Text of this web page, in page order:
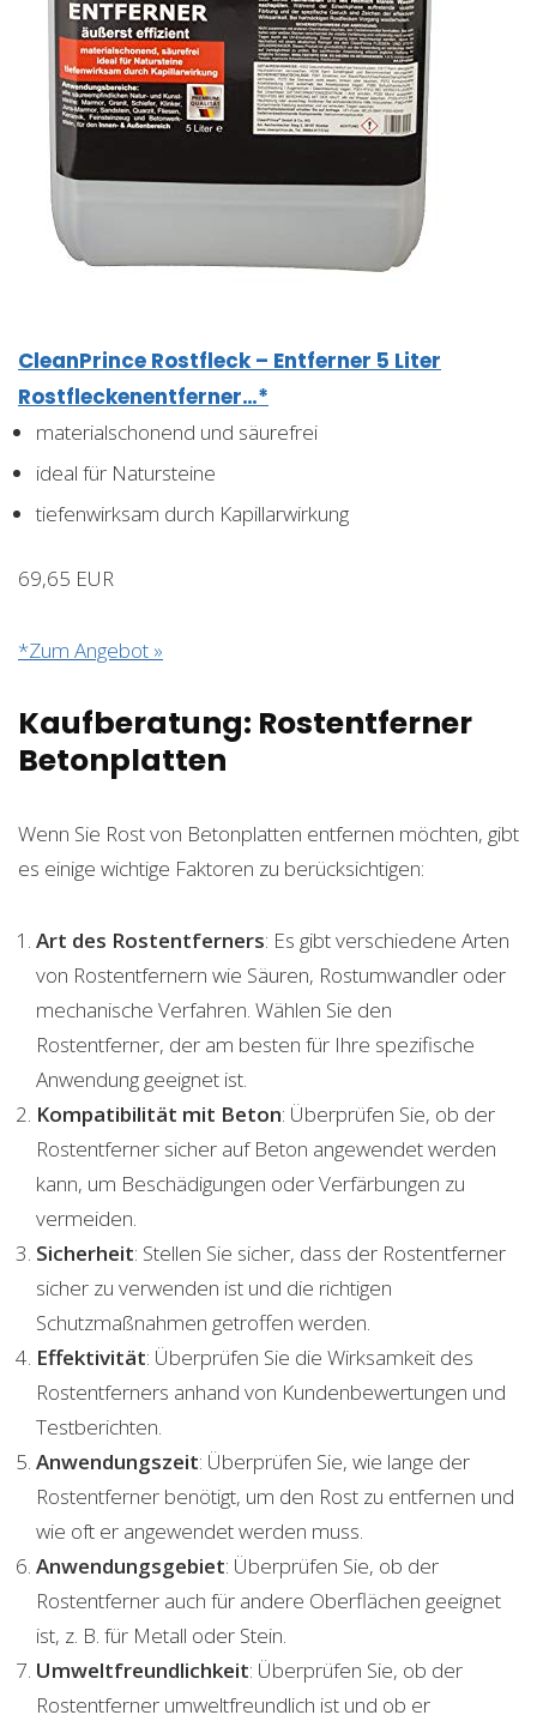
CleanPrince Rostfleck – Entferner 5 Liter
Rostfleckenentferner…*
materialschonend und säurefrei
ideal für Natursteine
tiefenwirksam durch Kapillarwirkung
69,65 EUR
*Zum Angebot »
Kaufberatung: Rostentferner
Betonplatten
Wenn Sie Rost von Betonplatten entfernen möchten, gibt
es einige wichtige Faktoren zu berücksichtigen:
Art des Rostentferners: Es gibt verschiedene Arten
von Rostentfernern wie Säuren, Rostumwandler oder
mechanische Verfahren. Wählen Sie den
Rostentferner, der am besten für Ihre spezifische
Anwendung geeignet ist.
Kompatibilität mit Beton: Überprüfen Sie, ob der
Rostentferner sicher auf Beton angewendet werden
kann, um Beschädigungen oder Verfärbungen zu
vermeiden.
Sicherheit: Stellen Sie sicher, dass der Rostentferner
sicher zu verwenden ist und die richtigen
Schutzmaßnahmen getroffen werden.
Effektivität: Überprüfen Sie die Wirksamkeit des
Rostentferners anhand von Kundenbewertungen und
Testberichten.
Anwendungszeit: Überprüfen Sie, wie lange der
Rostentferner benötigt, um den Rost zu entfernen und
wie oft er angewendet werden muss.
Anwendungsgebiet: Überprüfen Sie, ob der
Rostentferner auch für andere Oberflächen geeignet
ist, z. B. für Metall oder Stein.
Umweltfreundlichkeit: Überprüfen Sie, ob der
Rostentferner umweltfreundlich ist und ob er